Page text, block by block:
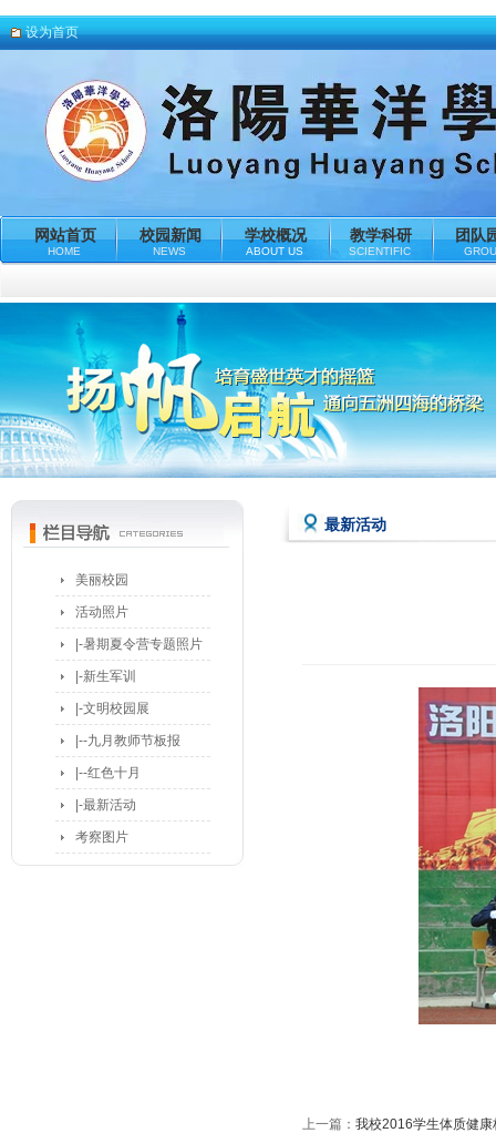
设为首页
网站首页
HOME
校园新闻
NEWS
学校概况
ABOUT US
教学科研
SCIENTIFIC
团队
美丽校园
活动照片
|-暑期夏令营专题照片
|-新生军训
|-文明校园展
|--九月教师节板报
|--红色十月
|-最新活动
考察图片
最新活动
上一篇： 我校2016学生体质健